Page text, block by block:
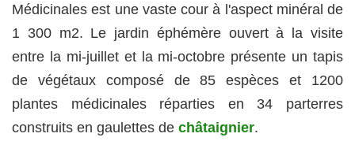
Médicinales est une vaste cour à l'aspect minéral de
1 300 m2. Le jardin éphémère ouvert à la visite
entre la mi-juillet et la mi-octobre présente un tapis
de végétaux composé de 85 espèces et 1200
plantes médicinales réparties en 34 parterres
construits en gaulettes de châtaignier.